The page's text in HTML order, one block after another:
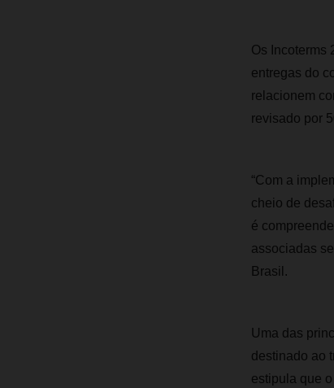
Os Incoterms
entregas do
relacionem
revisado por
“Com a
cheio de
é
associadas
Brasil.
Uma das
destinado ao
estipula que